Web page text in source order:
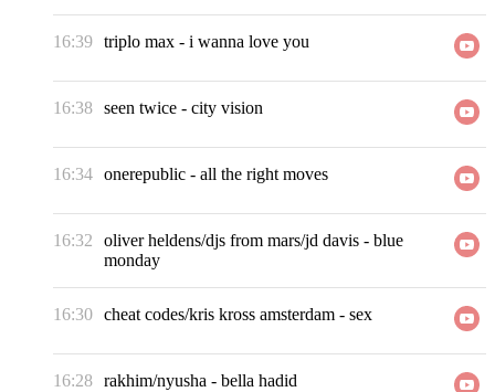
16:39 triplo max - i wanna love you
16:38 seen twice - city vision
16:34 onerepublic - all the right moves
16:32 oliver heldens/djs from mars/jd davis - blue
monday
16:30 cheat codes/kris kross amsterdam - sex
16:28 rakhim/nyusha - bella hadid